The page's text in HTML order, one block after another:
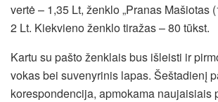
vertė – 1,35 Lt, ženklo„Pranas Mašiotas
2 Lt. Kiekvieno ženklo tiražas – 80 tūkst.
Kartu su pašto ženklais bus išleisti ir
vokas bei suvenyrinis lapas. Šeštadienį
korespondencija, apmokama naujaisiais